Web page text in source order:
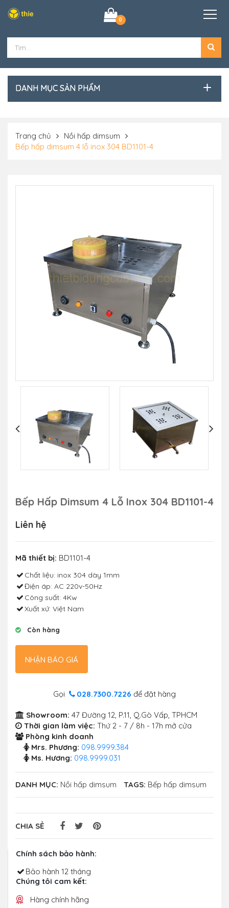
0
DANH MỤC SẢN PHẨM
Trang chủ
Nồi hấp dimsum
Bếp hấp dimsum 4 lỗ inox 304 BD1101-4
Bếp Hấp Dimsum 4 Lỗ Inox 304 BD1101-4
Liên hệ
Mã thiết bị: BD1101-4
Chất liệu: inox 304 dày 1mm
Điện áp: AC 220v-50Hz
Công suất: 4Kw
Xuất xứ: Việt Nam
Còn hàng
NHẬN BÁO GIÁ
Gọi 028.7300.7226 để đặt hàng
Showroom: 47 Đường 12, P.11, Q.Gò Vấp, TPHCM
Thời gian làm việc: Thứ 2 - 7 / 8h - 17h mở cửa
Phòng kinh doanh
Mrs. Phương: 098.9999.384
Ms. Hương: 098.9999.031
DANH MỤC: Nồi hấp dimsum TAGS: Bếp hấp dimsum
CHIA SẺ
Chính sách bảo hành:
Bảo hành 12 tháng
Chúng tôi cam kết:
Hàng chính hãng